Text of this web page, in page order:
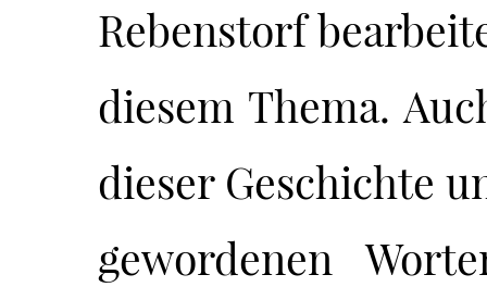
Rebenstorf
diesem Thema.
dieser Geschichte
gewordenen